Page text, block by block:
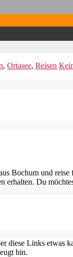
, Ortasee, Reisen
Bochum und
erhalten. Du
Links etwas
bin.